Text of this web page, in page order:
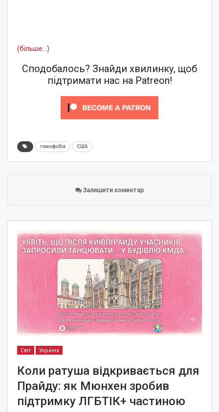
(більше…)
Сподобалось? Знайди хвилинку, щоб
підтримати нас на Patreon!
гомофобія США
Залишити коментар
Світ Україна
Коли ратуша відкривається для
Прайду: як Мюнхен зробив
підтримку ЛГБТІК+ частиною